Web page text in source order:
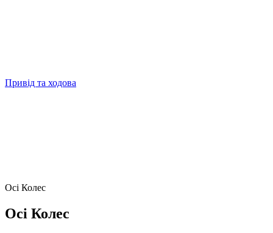
Привід та ходова
Осі Колес
Осі Колес